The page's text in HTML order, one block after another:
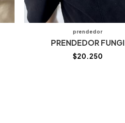
prendedor
PRENDEDOR FUNGI
$20.250